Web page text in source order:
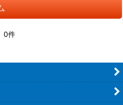
0件